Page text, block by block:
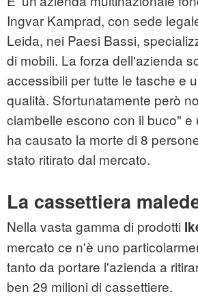
Ingvar Kamprad, con sede
Leida, nei Paesi Bassi,
di mobili. La forza dell'azienda
accessibili per tutte le tasche e
qualità. Sfortunatamente però
ciambelle escono con il buco" e
ha causato la morte di 8
stato ritirato dal mercato.
La cassettiera
Nella vasta gamma di prodotti
mercato ce n'è uno
tanto da portare l'azienda a
ben 29 milioni di cassettiere.